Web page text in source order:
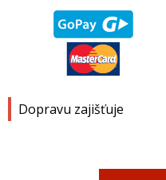
Dopravu zajišťuje